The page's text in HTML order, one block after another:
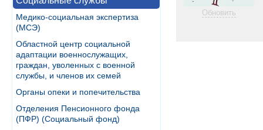
Медико-социальная экспертиза
(МСЭ)
Областной центр социальной
адаптации военнослужащих,
граждан, уволенных с военной
службы, и членов их семей
Органы опеки и попечительства
Отделения Пенсионного фонда
(ПФР) (Социальный фонд)
Обновить